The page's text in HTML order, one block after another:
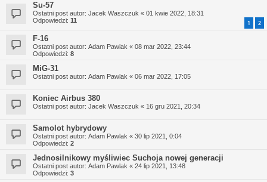
Su-57
Ostatni post autor: Jacek Waszczuk « 01 kwie 2022, 18:31
Odpowiedzi: 11 1 2
F-16
Ostatni post autor: Adam Pawlak « 08 mar 2022, 23:44
Odpowiedzi: 8
MiG-31
Ostatni post autor: Adam Pawlak « 06 mar 2022, 17:05
Koniec Airbus 380
Ostatni post autor: Jacek Waszczuk « 16 gru 2021, 20:34
Samolot hybrydowy
Ostatni post autor: Adam Pawlak « 30 lip 2021, 0:04
Odpowiedzi: 2
Jednosilnikowy myśliwiec Suchoja nowej generacji
Ostatni post autor: Adam Pawlak « 24 lip 2021, 13:48
Odpowiedzi: 3